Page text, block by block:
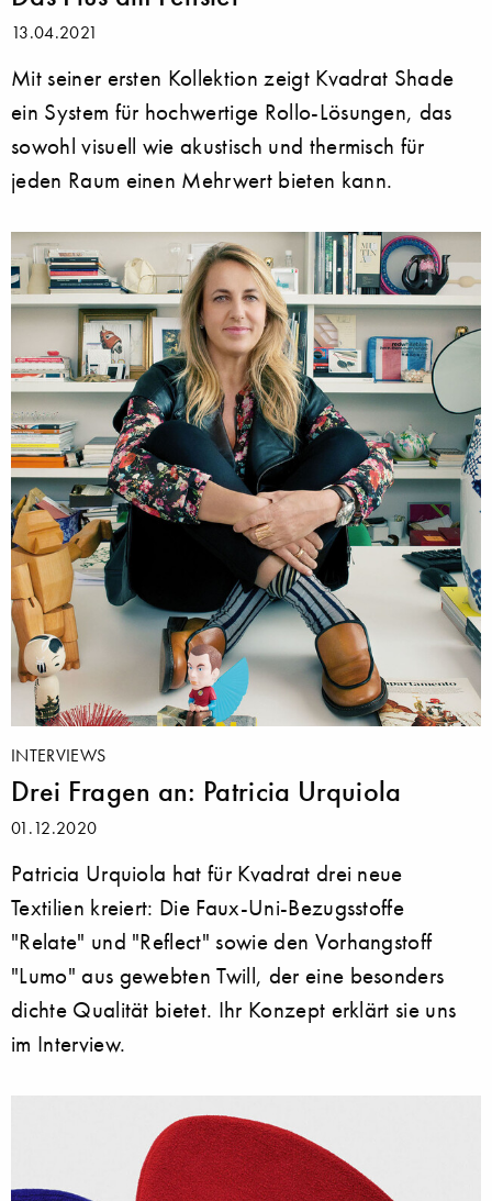
13.04.2021
Mit seiner ersten Kollektion zeigt Kvadrat Shade
ein System für hochwertige Rollo-Lösungen, das
sowohl visuell wie akustisch und thermisch für
jeden Raum einen Mehrwert bieten kann.
INTERVIEWS
Drei Fragen an: Patricia Urquiola
01.12.2020
Patricia Urquiola hat für Kvadrat drei neue
Textilien kreiert: Die Faux-Uni-Bezugsstoffe
"Relate" und "Reflect" sowie den Vorhangstoff
"Lumo" aus gewebten Twill, der eine besonders
dichte Qualität bietet. Ihr Konzept erklärt sie uns
im Interview.